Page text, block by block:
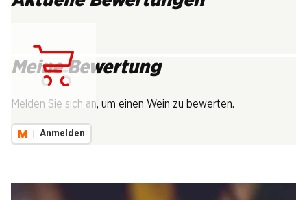
Meine Bewertung
Melden Sie sich an, um einen Wein zu bewerten.
Anmelden